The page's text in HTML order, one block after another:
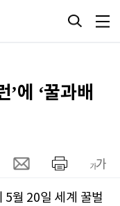
’에 ‘꿀과배
월 20일 세계 꿀벌